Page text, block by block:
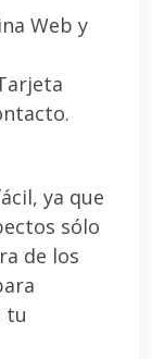
Web y
ya que
sólo
de los
tu